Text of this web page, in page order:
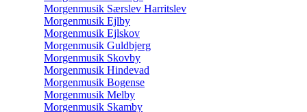
Morgenmusik Særslev Harritslev
Morgenmusik Ejlby
Morgenmusik Ejlskov
Morgenmusik Guldbjerg
Morgenmusik Skovby
Morgenmusik Hindevad
Morgenmusik Bogense
Morgenmusik Melby
Morgenmusik Skamby